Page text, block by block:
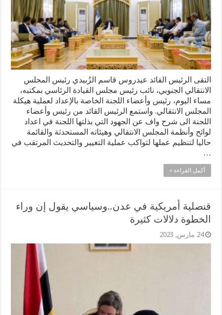
التقى الرئيس القائد عيدروس قاسم الزُبيدي رئيس المجلس
الانتقالي الجنوبي، نائب رئيس مجلس القيادة الرئاسي بمكتبه،
مساء اليوم، رئيس وأعضاء اللجنة الخاصة بالإعداد لعملية هيكلة
المجلس الانتقالي. واستمع الرئيس القائد من رئيس وأعضاء
اللجنة الى شرح واف عن الجهود التي بذلتها اللجنة في اعداد
لوائح وأنظمة المجلس الانتقالي وهيئاته المستحدثة والقائمة
حاليا لتنظيم عملها لتواكب عملية التغيير والتحديث المرتقب في
…
أكمل القراءة »
قنصلية أمريكية في عدن..وسياسي يقول إن وراء
الخطوة دلالات كثيرة
24 مارس, 2023